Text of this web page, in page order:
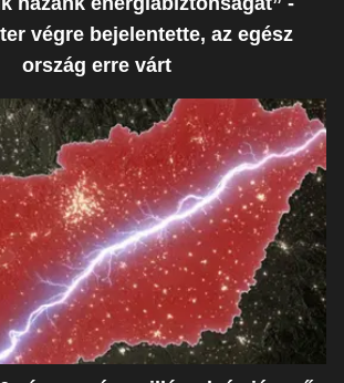
végre bejelentette, az egész
ország erre várt